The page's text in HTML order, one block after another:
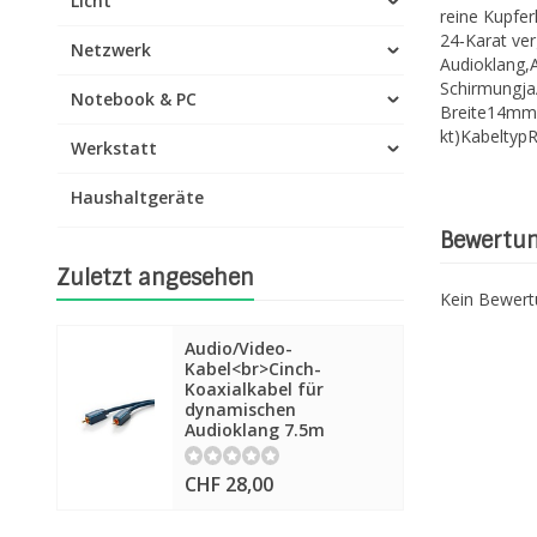
Netzwerk
Notebook & PC
Werkstatt
Haushaltgeräte
Zuletzt angesehen
Audio/Video-
Kabel<br>Cinch-
Koaxialkabel für
dynamischen
Audioklang 7.5m
CHF 28,00
reine
24‐Karat
Kein